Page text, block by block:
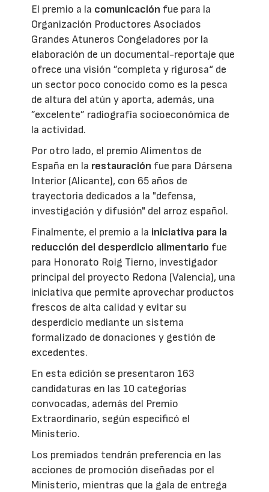
El premio a la comunicación fue para la
Organización Productores Asociados
Grandes Atuneros Congeladores por la
elaboración de un documental-reportaje que
ofrece una visión ”completa y rigurosa“ de
un sector poco conocido como es la pesca
de altura del atún y aporta, además, una
”excelente” radiografía socioeconómica de
la actividad.
Por otro lado, el premio Alimentos de
España en la restauración fue para Dársena
Interior (Alicante), con 65 años de
trayectoria dedicados a la "defensa,
investigación y difusión" del arroz español.
Finalmente, el premio a la iniciativa para la
reducción del desperdicio alimentario fue
para Honorato Roig Tierno, investigador
principal del proyecto Redona (Valencia), una
iniciativa que permite aprovechar productos
frescos de alta calidad y evitar su
desperdicio mediante un sistema
formalizado de donaciones y gestión de
excedentes.
En esta edición se presentaron 163
candidaturas en las 10 categorías
convocadas, además del Premio
Extraordinario, según especificó el
Ministerio.
Los premiados tendrán preferencia en las
acciones de promoción diseñadas por el
Ministerio, mientras que la gala de entrega